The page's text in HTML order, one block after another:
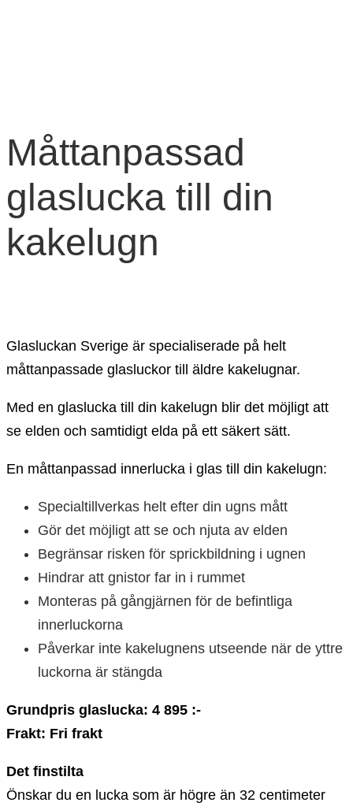
Måttanpassad
glaslucka till din
kakelugn
Glasluckan Sverige är specialiserade på helt
måttanpassade glasluckor till äldre kakelugnar.
Med en glaslucka till din kakelugn blir det möjligt att
se elden och samtidigt elda på ett säkert sätt.
En måttanpassad innerlucka i glas till din kakelugn:
Specialtillverkas helt efter din ugns mått
Gör det möjligt att se och njuta av elden
Begränsar risken för sprickbildning i ugnen
Hindrar att gnistor far in i rummet
Monteras på gångjärnen för de befintliga
innerluckorna
Påverkar inte kakelugnens utseende när de yttre
luckorna är stängda
Grundpris glaslucka: 4 895 :-
Frakt: Fri frakt
Det finstilta
Önskar du en lucka som är högre än 32 centimeter